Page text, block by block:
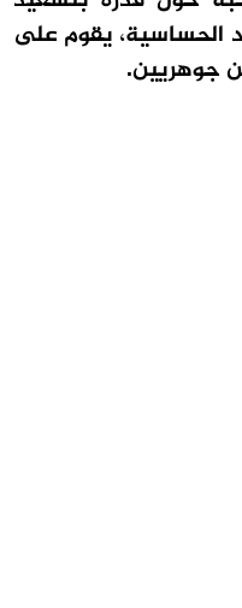
الحساسية، يقوم على
جوهريين.